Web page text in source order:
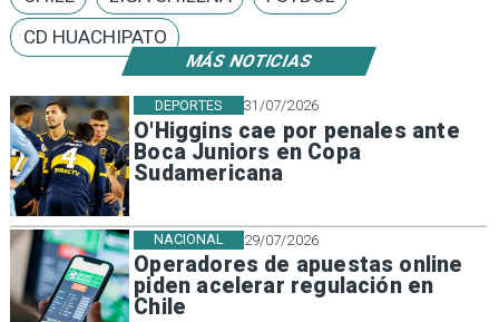
MÁS NOTICIAS
31/07/2026
O'Higgins cae por penales ante
Boca Juniors en Copa
Sudamericana
DEPORTES
29/07/2026
Operadores de apuestas online
piden acelerar regulación en
Chile
NACIONAL
CD HUACHIPATO